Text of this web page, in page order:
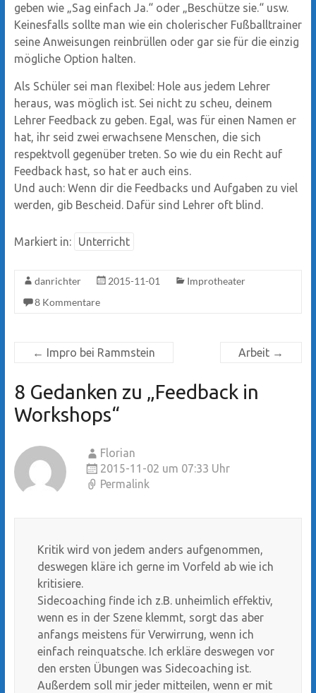
geben wie „Sag einfach Ja.“ oder „Beschütze sie.“ usw.
Keinesfalls sollte man wie ein cholerischer Fußballtrainer
seine Anweisungen reinbrüllen oder gar sie für die einzig
mögliche Option halten.
Als Schüler sei man flexibel: Hole aus jedem Lehrer
heraus, was möglich ist. Sei nicht zu scheu, deinem
Lehrer Feedback zu geben. Egal, was für einen Namen er
hat, ihr seid zwei erwachsene Menschen, die sich
respektvoll gegenüber treten. So wie du ein Recht auf
Feedback hast, so hat er auch eins.
Und auch: Wenn dir die Feedbacks und Aufgaben zu viel
werden, gib Bescheid. Dafür sind Lehrer oft blind.
Markiert in: Unterricht
danrichter 2015-11-01
Improtheater
8 Kommentare
← Impro bei Rammstein Arbeit →
8 Gedanken zu „Feedback in
Workshops“
Florian
2015-11-02 um 07:33 Uhr
Permalink
Kritik wird von jedem anders aufgenommen,
deswegen kläre ich gerne im Vorfeld ab wie ich
kritisiere.
Sidecoaching finde ich z.B. unheimlich effektiv,
wenn es in der Szene klemmt, sorgt das aber
anfangs meistens für Verwirrung, wenn ich
einfach reinquatsche. Ich erkläre deswegen vor
den ersten Übungen was Sidecoaching ist.
Außerdem soll mir jeder mitteilen, wenn er mit